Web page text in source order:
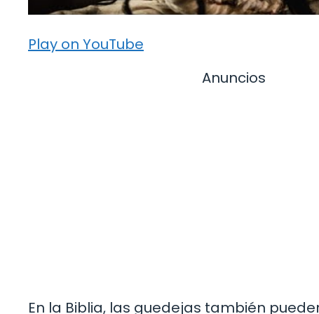
Play on YouTube
Anuncios
En la Biblia, las guedejas también